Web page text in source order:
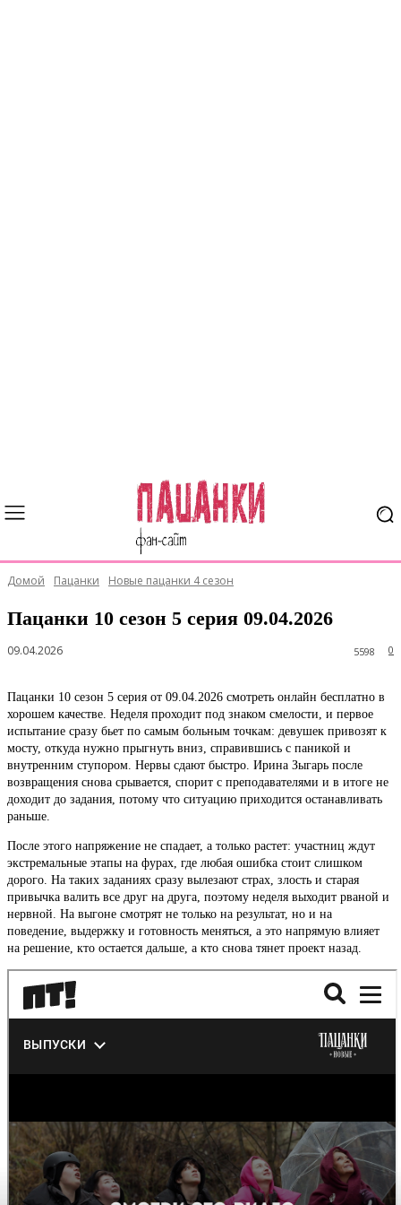
Домой Пацанки Новые пацанки 4 сезон
Пацанки 10 сезон 5 серия 09.04.2026
09.04.2026 0
5598
Пацанки 10 сезон 5 серия от 09.04.2026 смотреть онлайн бесплатно в
хорошем качестве. Неделя проходит под знаком смелости, и первое
испытание сразу бьет по самым больным точкам: девушек привозят к
мосту, откуда нужно прыгнуть вниз, справившись с паникой и
внутренним ступором. Нервы сдают быстро. Ирина Зыгарь после
возвращения снова срывается, спорит с преподавателями и в итоге не
доходит до задания, потому что ситуацию приходится останавливать
раньше.
После этого напряжение не спадает, а только растет: участниц ждут
экстремальные этапы на фурах, где любая ошибка стоит слишком
дорого. На таких заданиях сразу вылезают страх, злость и старая
привычка валить все друг на друга, поэтому неделя выходит рваной и
нервной. На выгоне смотрят не только на результат, но и на
поведение, выдержку и готовность меняться, а это напрямую влияет
на решение, кто остается дальше, а кто снова тянет проект назад.